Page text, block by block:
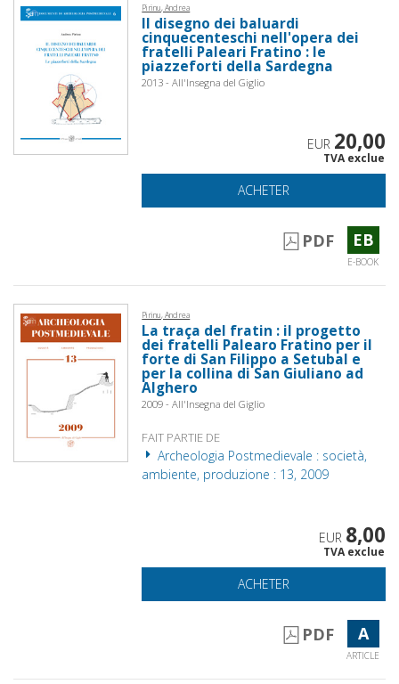
Pirinu, Andrea
Il disegno dei baluardi
cinquecenteschi nell'opera dei
fratelli Paleari Fratino : le
piazzeforti della Sardegna
2013 - All'Insegna del Giglio
EUR 20,00
TVA exclue
ACHETER
PDF EB
E-BOOK
Pirinu, Andrea
La traça del fratin : il progetto
dei fratelli Palearo Fratino per il
forte di San Filippo a Setubal e
per la collina di San Giuliano ad
Alghero
2009 - All'Insegna del Giglio
FAIT PARTIE DE
Archeologia Postmedievale : società,
ambiente, produzione : 13, 2009
EUR 8,00
TVA exclue
ACHETER
PDF A
ARTICLE